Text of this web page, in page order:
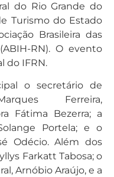
do Rio Grande do
Turismo do Estado
Brasileira das
RN). O evento
do IFRN.
o secretário de
Ferreira,
Fátima Bezerra; a
Portela; e o
Odécio. Além dos
Farkatt Tabosa; o
Arnóbio Araújo, e a